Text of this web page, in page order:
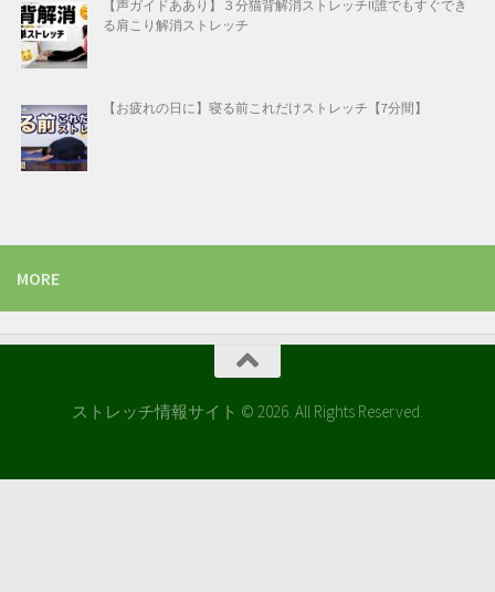
【声ガイドああり】３分猫背解消ストレッチ!!誰でもすぐでき
る肩こり解消ストレッチ
【お疲れの日に】寝る前これだけストレッチ【7分間】
MORE
ストレッチ情報サイト © 2026. All Rights Reserved.